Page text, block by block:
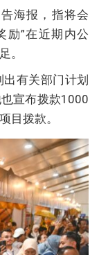
海报，指将会
励”在近期内公
。
有关部门计划
宣布拨款1000
目拨款。